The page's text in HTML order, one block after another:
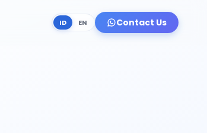
ID EN Contact Us